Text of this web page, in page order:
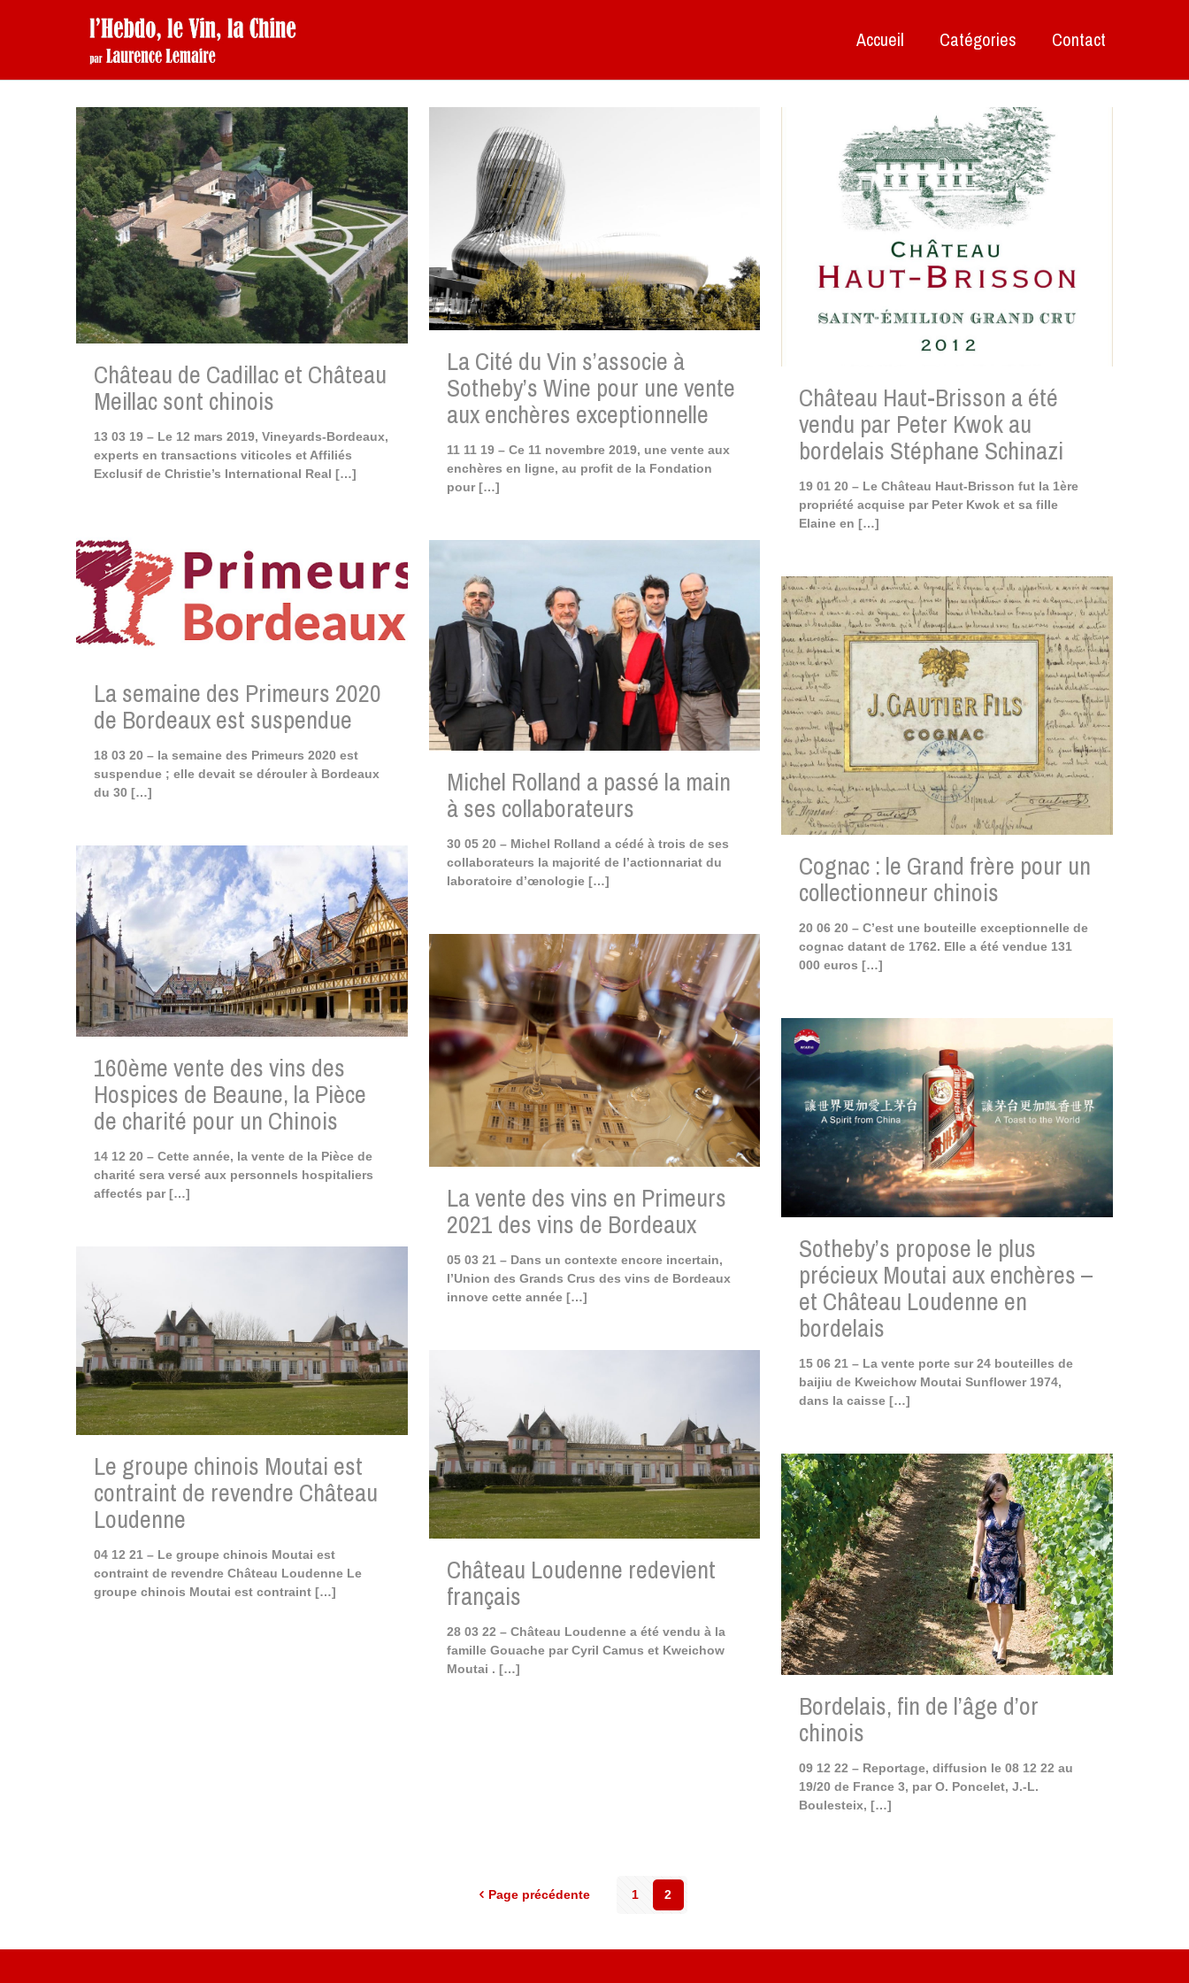
Accueil Catégories Contact
Château de Cadillac et Château
Meillac sont chinois
13 03 19 – Le 12 mars 2019, Vineyards-Bordeaux,
experts en transactions viticoles et Affiliés
Exclusif de Christie’s International Real […]
La Cité du Vin s’associe à
Sotheby’s Wine pour une vente
aux enchères exceptionnelle
11 11 19 – Ce 11 novembre 2019, une vente aux
enchères en ligne, au profit de la Fondation
pour[…]
Château Haut-Brisson a été
vendu par Peter Kwok au
bordelais Stéphane Schinazi
19 01 20 – Le Château Haut-Brisson fut la 1ère
propriété acquise par Peter Kwok et sa fille
Elaine en […]
La semaine des Primeurs 2020
de Bordeaux est suspendue
18 03 20 – la semaine des Primeurs 2020 est
suspendue ; elle devait se dérouler à Bordeaux
du 30 […] Michel Rolland a passé la main
à ses collaborateurs
30 05 20 – Michel Rolland a cédé à trois de ses
collaborateurs la majorité de l’actionnariat du
laboratoire d’œnologie[…] Cognac : le Grand frère pour un
collectionneur chinois
20 06 20 – C’est une bouteille exceptionnelle de
cognac datant de 1762. Elle a été vendue 131
000 euros […]
160ème vente des vins des
Hospices de Beaune, la Pièce
de charité pour un Chinois
14 12 20 – Cette année, la vente de la Pièce de
charité sera versé aux personnels hospitaliers
affectés par[…] La vente des vins en Primeurs
2021 des vins de Bordeaux
05 03 21 – Dans un contexte encore incertain,
l’Union des Grands Crus des vins de Bordeaux
innove cette année[…]
Sotheby’s propose le plus
précieux Moutai aux enchères –
et Château Loudenne en
bordelais
15 06 21 – La vente porte sur 24 bouteilles de
baijiu de Kweichow Moutai Sunflower 1974,
dans la caisse […]
Le groupe chinois Moutai est
contraint de revendre Château
Loudenne
04 12 21 – Le groupe chinois Moutai est
contraint de revendre Château Loudenne Le
groupe chinois Moutai est contraint[…]
Château Loudenne redevient
français
28 03 22 – Château Loudenne a été vendu à la
famille Gouache par Cyril Camus et Kweichow
Moutai . […]
Bordelais, fin de l’âge d’or
chinois
09 12 22 – Reportage, diffusion le 08 12 22 au
19/20 de France 3, par O. Poncelet, J.-L.
Boulesteix, […]
Page précédente 1 2